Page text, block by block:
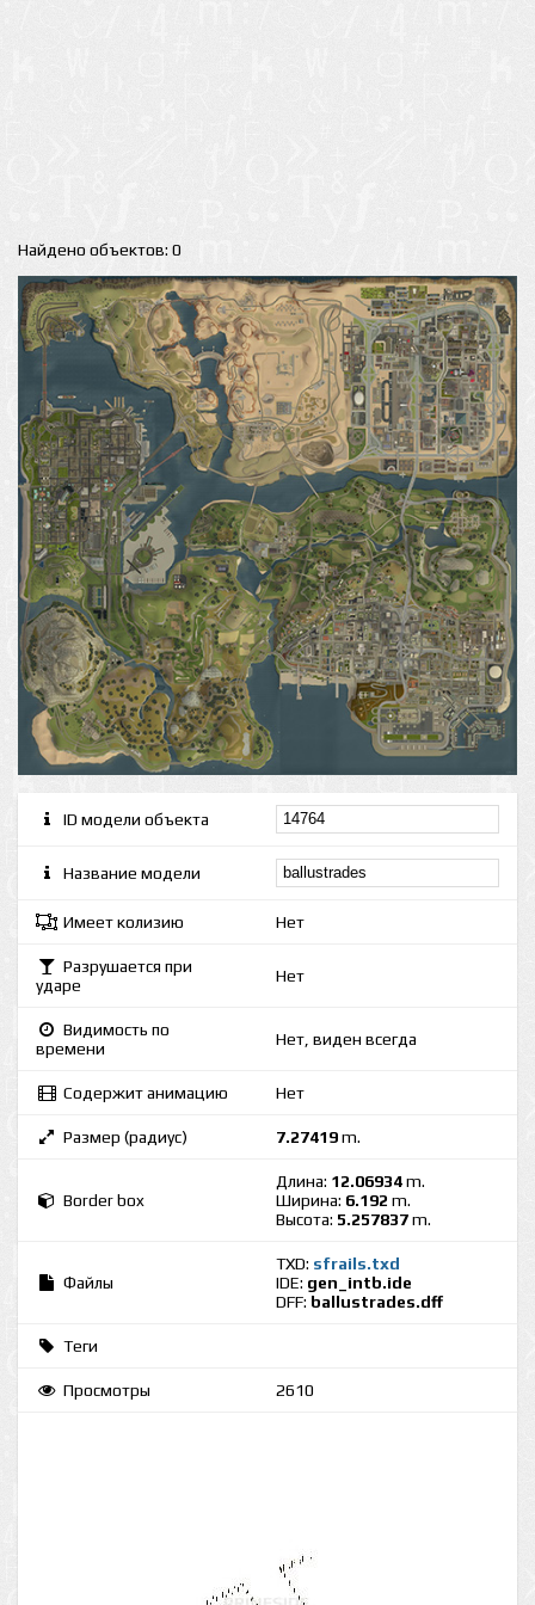
Найдено объектов: 0
ID модели объекта
Название модели
Имеет колизию Нет
Разрушается при
ударе
Нет
Видимость по
времени
Нет, виден всегда
Содержит анимацию Нет
Размер (радиус) 7.27419m.
Border box
Длина: 12.06934m.
Ширина: 6.192 m.
Высота: 5.257837m.
Файлы
TXD: sfrails.txd
IDE: gen_intb.ide
DFF: ballustrades.dff
Теги
Просмотры 2610